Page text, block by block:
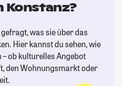
Konstanz?
was sie über das
Hier kannst du sehen, wie
ob kulturelles Angebot
den Wohnungsmarkt oder